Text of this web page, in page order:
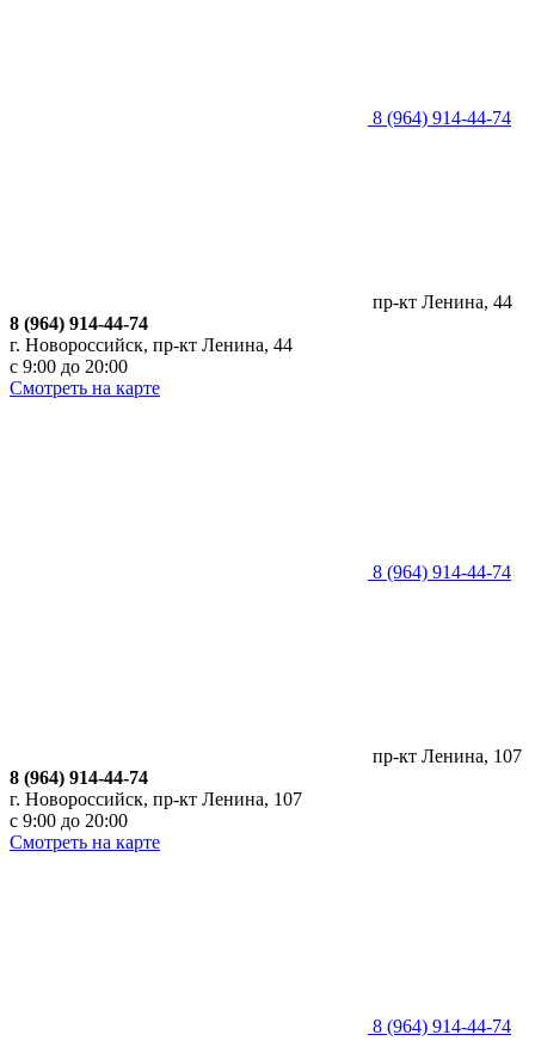
8 (964) 914-44-74
пр-кт Ленина, 44
8 (964) 914-44-74
г. Новороссийск, пр-кт Ленина, 44
с 9:00 до 20:00
Смотреть на карте
8 (964) 914-44-74
пр-кт Ленина, 107
8 (964) 914-44-74
г. Новороссийск, пр-кт Ленина, 107
с 9:00 до 20:00
Смотреть на карте
8 (964) 914-44-74